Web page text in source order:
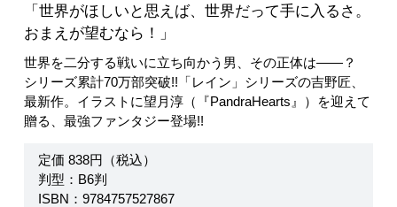
「世界がほしいと思えば、世界だって手に入るさ。
おまえが望むなら！」
世界を二分する戦いに立ち向かう男、その正体は――？
シリーズ累計70万部突破!!「レイン」シリーズの吉野匠、
最新作。イラストに望月淳（『PandraHearts』）を迎えて
贈る、最強ファンタジー登場!!
定価 838円（税込）
判型：B6判
ISBN：9784757527867